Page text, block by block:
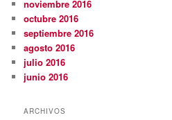
noviembre 2016
octubre 2016
septiembre 2016
agosto 2016
julio 2016
junio 2016
ARCHIVOS